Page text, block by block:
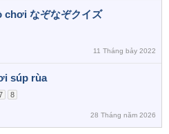
なぞなぞクイズ
11 Tháng bảy 2022
súp rùa
8
28 Tháng năm 2026